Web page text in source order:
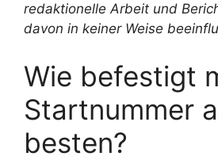
redaktionelle Arbeit und
davon in keiner Weise
Wie befestigt
Startnummer
besten?